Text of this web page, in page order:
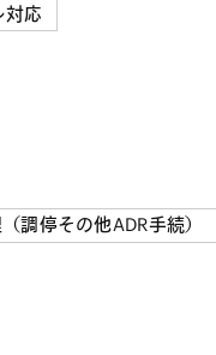
対応
調停その他ADR手続）